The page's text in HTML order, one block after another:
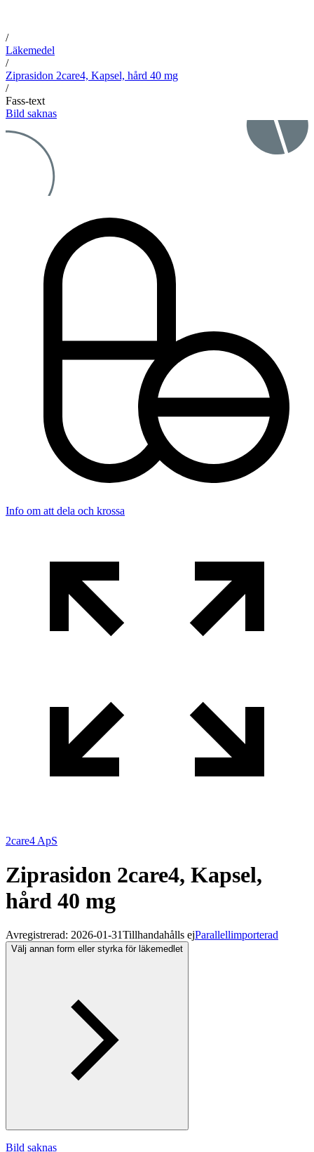
/
Läkemedel
/
Ziprasidon 2care4, Kapsel, hård 40 mg
/
Fass-text
Bild saknas
Info om att dela och krossa
2care4 ApS
Ziprasidon 2care4, Kapsel,
hård 40 mg
Avregistrerad: 2026-01-31Tillhandahålls ejParallellimporterad
Välj annan form eller styrka för läkemedlet
Bild saknas